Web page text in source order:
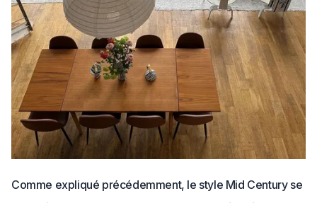
Comme expliqué précédemment, le style Mid Century se